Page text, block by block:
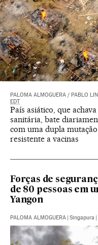
PALOMA ALMOGUERA / PABLO
EDT
País asiático, que
sanitária, bate
com uma dupla
resistente a vacinas
Forças de
de 80 pessoas em
Yangon
PALOMA ALMOGUERA Singapura